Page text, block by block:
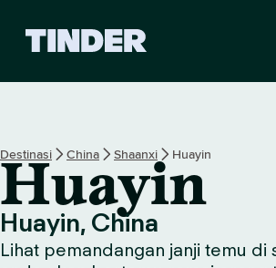
n
U
m
a
Destinasi China Shaanxi Huayin
Huayin
Huayin, China
Lihat pemandangan janji temu